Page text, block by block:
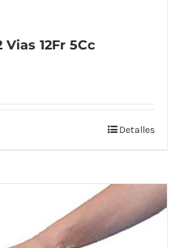
12Fr 5Cc
Detalles